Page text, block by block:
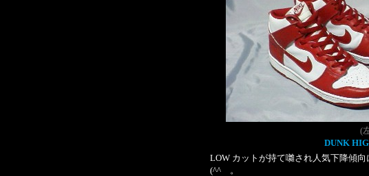
(
DUNK
LOW カットが持て囃され人気下降傾
(^^ゞ。